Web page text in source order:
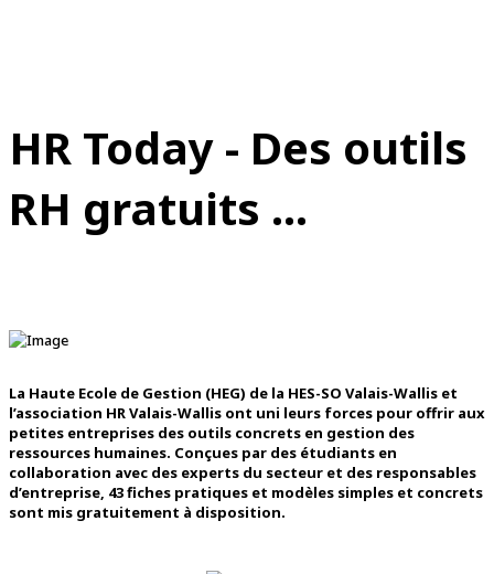
HR Today - Des outils
RH gratuits ...
La Haute Ecole de Gestion (HEG) de la HES-SO Valais-Wallis et
l’association HR Valais-Wallis ont uni leurs forces pour offrir aux
petites entreprises des outils concrets en gestion des
ressources humaines. Conçues par des étudiants en
collaboration avec des experts du secteur et des responsables
d’entreprise, 43 fiches pratiques et modèles simples et concrets
sont mis gratuitement à disposition.